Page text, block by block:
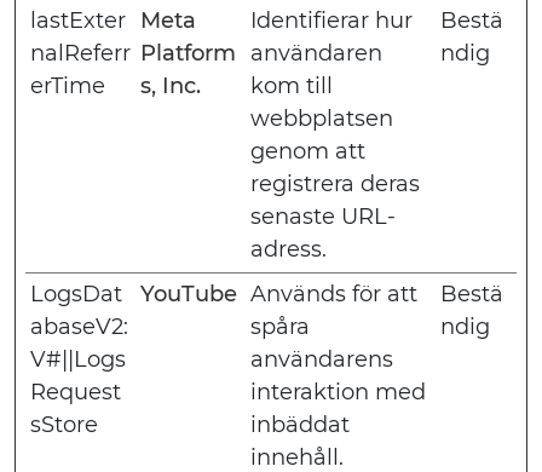
lastExter
nalReferr
erTime
Meta
Platform
s, Inc.
Identifierar hur
användaren
kom till
webbplatsen
genom att
registrera deras
senaste URL-
adress.
Bestä
ndig
LogsDat
abaseV2:
V#||Logs
Request
sStore
YouTube Används för att
spåra
användarens
interaktion med
inbäddat
innehåll.
Bestä
ndig